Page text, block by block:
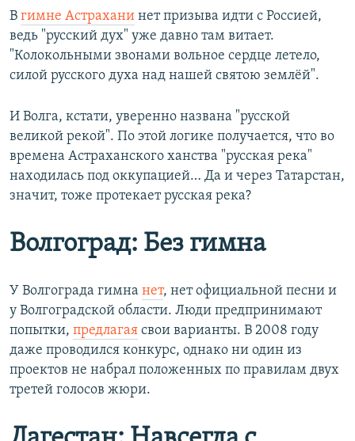
В гимне Астрахани нет призыва идти с Россией,
ведь "русский дух" уже давно там витает.
"Колокольными звонами вольное сердце летело,
силой русского духа над нашей святою землёй".
И Волга, кстати, уверенно названа "русской
великой рекой". По этой логике получается, что во
времена Астраханского ханства "русская река"
находилась под оккупацией… Да и через Татарстан,
значит, тоже протекает русская река?
Волгоград: Без гимна
У Волгограда гимна нет, нет официальной песни и
у Волгоградской области. Люди предпринимают
попытки, предлагая свои варианты. В 2008 году
даже проводился конкурс, однако ни один из
проектов не набрал положенных по правилам двух
третей голосов жюри.